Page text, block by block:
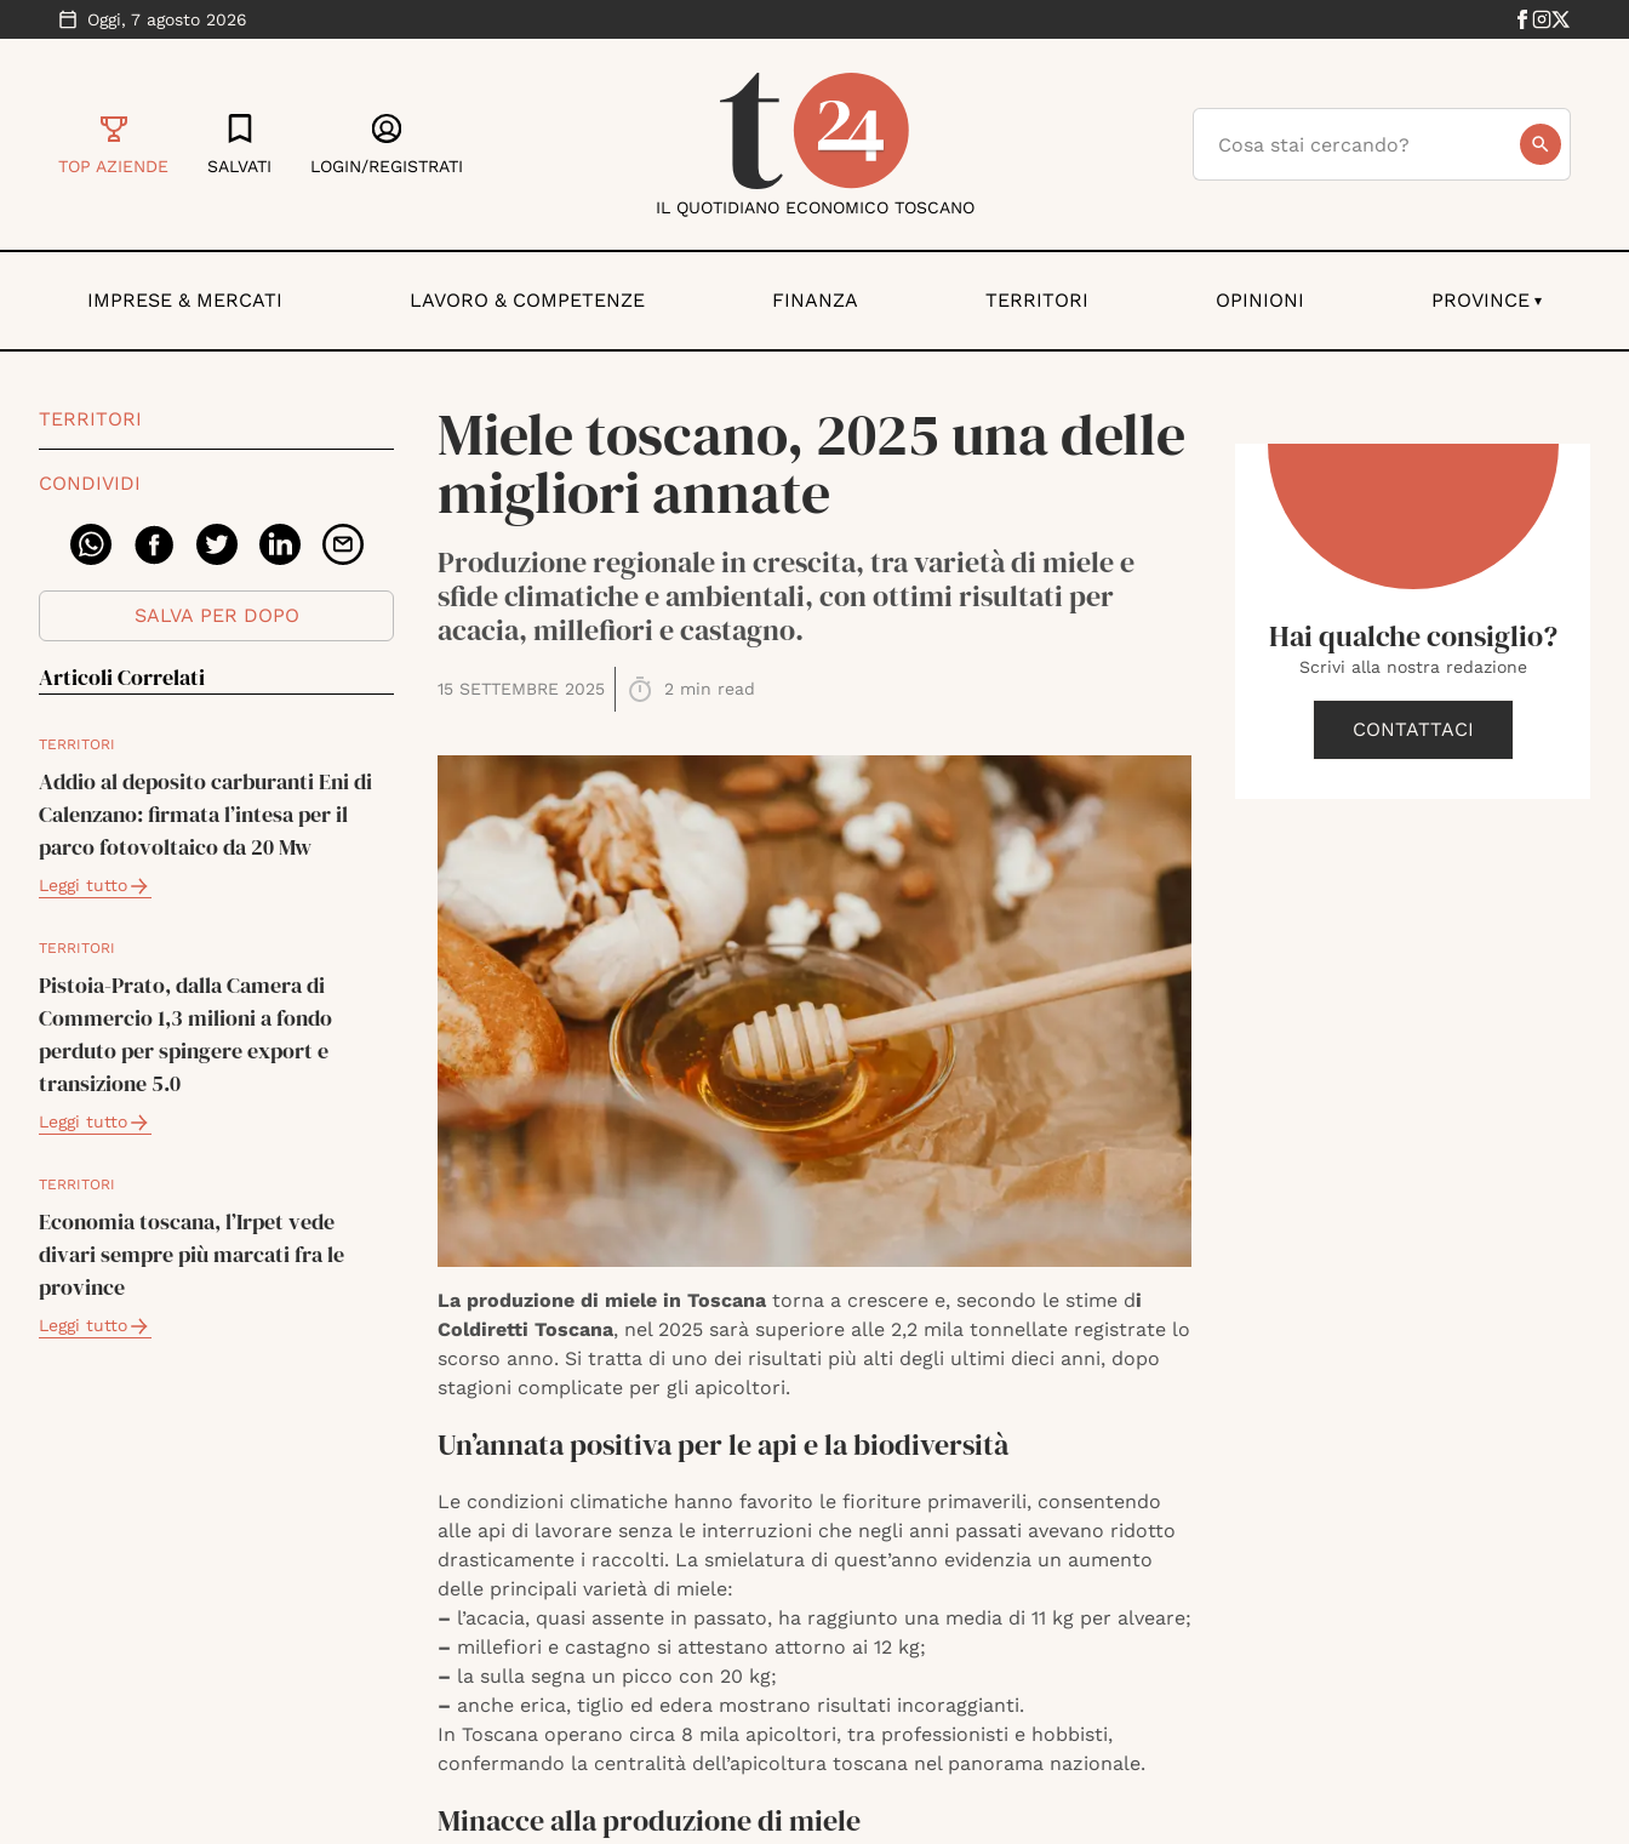
Oggi, 7 agosto 2026
TOP AZIENDE SALVATI LOGIN/REGISTRATI
IL QUOTIDIANO ECONOMICO TOSCANO
IMPRESE & MERCATI LAVORO & COMPETENZE FINANZA TERRITORI OPINIONI PROVINCE ▾
TERRITORI
CONDIVIDI
SALVA PER DOPO
Articoli Correlati
TERRITORI
Addio al deposito carburanti Eni di
Calenzano: firmata l’intesa per il
parco fotovoltaico da 20 Mw
Leggi tutto
TERRITORI
Pistoia-Prato, dalla Camera di
Commercio 1,3 milioni a fondo
perduto per spingere export e
transizione 5.0
Leggi tutto
TERRITORI
Economia toscana, l’Irpet vede
divari sempre più marcati fra le
province
Leggi tutto
Miele toscano, 2025 una delle
migliori annate
Produzione regionale in crescita, tra varietà di miele e
sfide climatiche e ambientali, con ottimi risultati per
acacia, millefiori e castagno.
15 SETTEMBRE 2025 2 min read
La produzione di miele in Toscana torna a crescere e, secondo le stime di
Coldiretti Toscana, nel 2025 sarà superiore alle 2,2 mila tonnellate registrate lo
scorso anno. Si tratta di uno dei risultati più alti degli ultimi dieci anni, dopo
stagioni complicate per gli apicoltori.
Un’annata positiva per le api e la biodiversità
Le condizioni climatiche hanno favorito le fioriture primaverili, consentendo
alle api di lavorare senza le interruzioni che negli anni passati avevano ridotto
drasticamente i raccolti. La smielatura di quest’anno evidenzia un aumento
delle principali varietà di miele:
– l’acacia, quasi assente in passato, ha raggiunto una media di 11 kg per alveare;
– millefiori e castagno si attestano attorno ai 12 kg;
– la sulla segna un picco con 20 kg;
– anche erica, tiglio ed edera mostrano risultati incoraggianti.
In Toscana operano circa 8 mila apicoltori, tra professionisti e hobbisti,
confermando la centralità dell’apicoltura toscana nel panorama nazionale.
Minacce alla produzione di miele
Hai qualche consiglio?
Scrivi alla nostra redazione
CONTATTACI